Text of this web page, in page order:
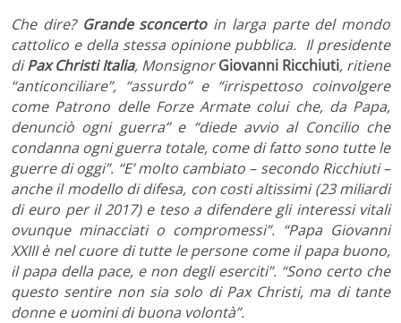
Che dire? Grande sconcertoin larga parte del mondo
cattolico e della stessa opinione pubblica. Il presidente
diPax Christi Italia, Monsignor Giovanni Ricchiuti, ritiene
“anticonciliare”, “assurdo” e “irrispettoso coinvolgere
come Patrono delle Forze Armate colui che, da Papa,
denunciò ogni guerra” e “diede avvio al Concilio che
condanna ogni guerra totale, come di fatto sono tutte le
guerre di oggi”. “E’ molto cambiato – secondo Ricchiuti –
anche il modello di difesa, con costi altissimi (23 miliardi
di euro per il 2017) e teso a difendere gli interessi vitali
ovunque minacciati o compromessi”. “Papa Giovanni
XXIII è nel cuore di tutte le persone come il papa buono,
il papa della pace, e non degli eserciti”. “Sono certo che
questo sentire non sia solo di Pax Christi, ma di tante
donne e uomini di buona volontà”.